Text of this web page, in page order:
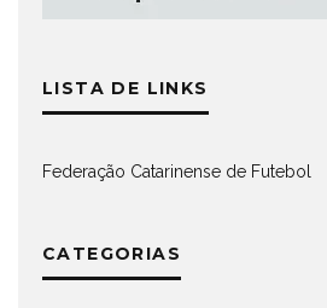
LISTA DE LINKS
Federação Catarinense de Futebol
CATEGORIAS